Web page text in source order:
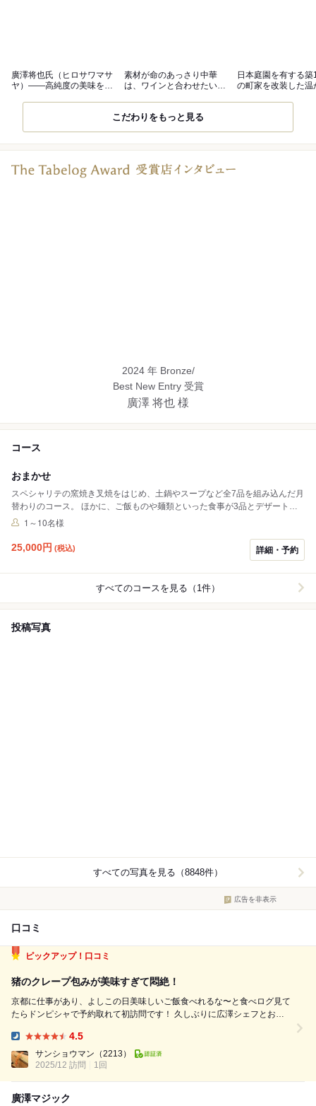
廣澤将也氏（ヒロサワマサ
ヤ）――高純度の美味を求
素材が命のあっさり中華
は、ワインと合わせたい上
日本庭園を有する築
の町家を改装した温
こだわりをもっと見る
2024 年 Bronze/
Best New Entry 受賞
廣澤 将也 様
コース
おまかせ
スペシャリテの窯焼き叉焼をはじめ、土鍋やスープなど全7品を組み込んだ月
替わりのコース。 ほかに、ご飯ものや麺類といった食事が3品とデザートが
付く。1～10名様
25,000円 (税込) 詳細・予約
すべてのコースを見る（1件）
投稿写真
すべての写真を見る（8848件）
広告を非表示
口コミ
ピックアップ！口コミ
猪のクレープ包みが美味すぎて悶絶！
京都に仕事があり、よしこの日美味しいご飯食べれるな〜と食べログ見て
たらドンピシャで予約取れて初訪問です！ 久しぶりに広澤シェフとお会
4.5
サンショウマン （2213）
2025/12 訪問
1回
廣澤マジック